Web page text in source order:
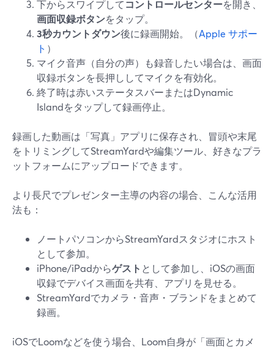
下からスワイプしてコントロールセンターを開き、
画面収録ボタンをタップ。
3秒カウントダウン後に録画開始。（Apple サポー
ト ）
マイク音声（自分の声）も録音したい場合は、画面
収録ボタンを長押ししてマイクを有効化。
終了時は赤いステータスバーまたはDynamic
Islandをタップして録画停止。
録画した動画は「写真」アプリに保存され、冒頭や末尾
をトリミングしてStreamYardや編集ツール、好きなプラ
ットフォームにアップロードできます。
より長尺でプレゼンター主導の内容の場合、こんな活用
法も：
ノートパソコンからStreamYardスタジオにホスト
として参加。
iPhone/iPadからゲスト として参加し、iOSの画面
収録でデバイス画面を共有、アプリを見せる。
StreamYardでカメラ・音声・ブランドをまとめて
録画。
iOSでLoomなどを使う場合、Loom自身が「画面とカメ